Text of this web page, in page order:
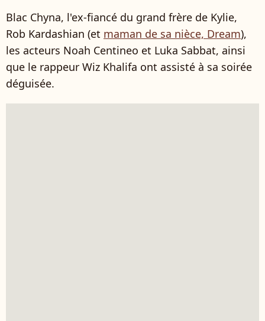
Blac Chyna, l'ex-fiancé du grand frère de Kylie,
Rob Kardashian (et maman de sa nièce, Dream),
les acteurs Noah Centineo et Luka Sabbat, ainsi
que le rappeur Wiz Khalifa ont assisté à sa soirée
déguisée.